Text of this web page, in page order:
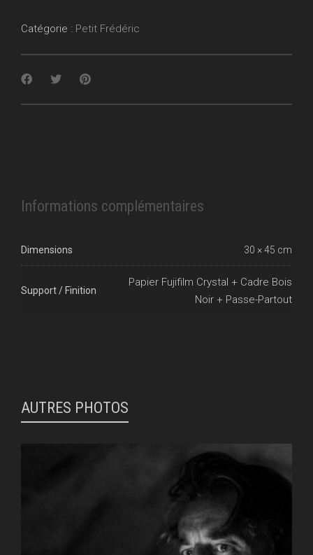
Catégorie : Petit Frédéric
Informations complémentaires
Dimensions 30 × 45 cm
Support / Finition
Papier Fujifilm Crystal + Cadre Bois
Noir + Passe-Partout
AUTRES PHOTOS